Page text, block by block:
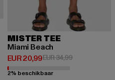
24,99
MISTER TEE
Miami Beach
EUR 20,99
Huidige prijs: EUR 20,99
EUR 34,99Actieprijs:
2% beschikbaar